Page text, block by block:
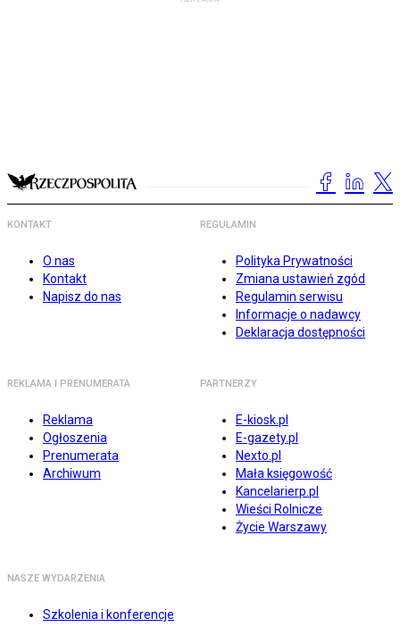
KONTAKT
O nas
Kontakt
Napisz do nas
REGULAMIN
Polityka Prywatności
Zmiana ustawień zgód
Regulamin serwisu
Informacje o nadawcy
Deklaracja dostępności
REKLAMA I PRENUMERATA
Reklama
Ogłoszenia
Prenumerata
Archiwum
PARTNERZY
E-kiosk.pl
E-gazety.pl
Nexto.pl
Mała księgowość
Kancelarierp.pl
Wieści Rolnicze
Życie Warszawy
NASZE WYDARZENIA
Szkolenia i konferencje